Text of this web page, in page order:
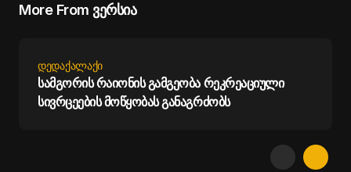
More From ვერსია
ᲓᲔᲓᲐᲥᲐᲚᲐᲥᲘ
სამგორის რაიონის გამგეობა რეკრეაციული
სივრცეების მოწყობას განაგრძობს